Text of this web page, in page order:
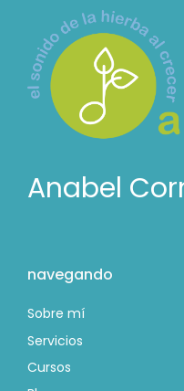
Anabel
navegando
Sobre mí
Servicios
Cursos